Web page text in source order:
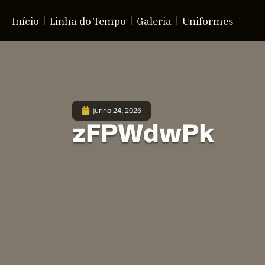
Início Linha do Tempo Galeria Uniformes
junho 24, 2025
zFPWdwPk